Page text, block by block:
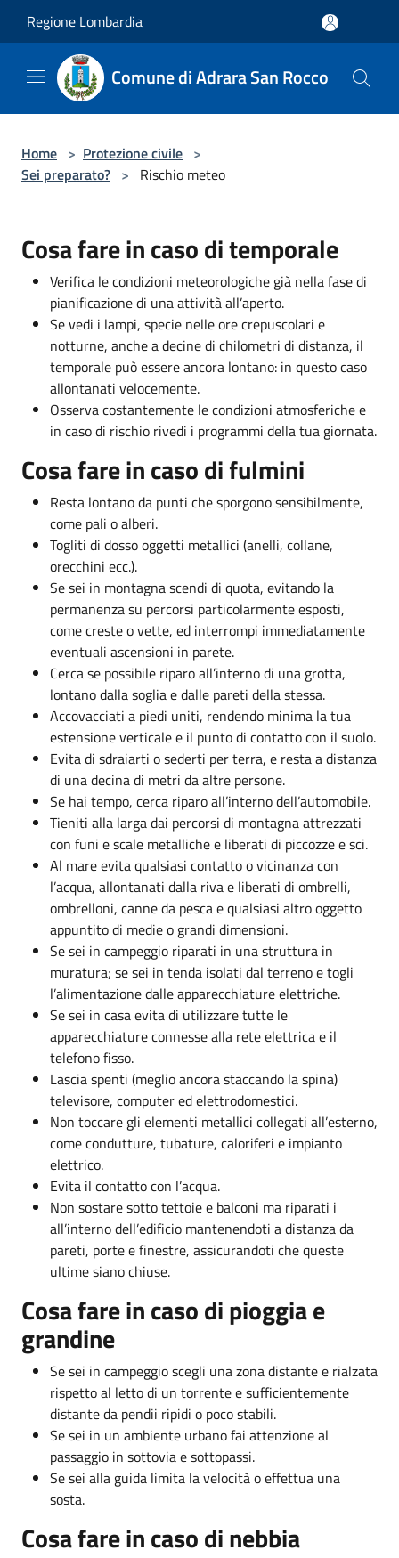
Regione Lombardia
Comune di Adrara San Rocco
Home > Protezione civile >
Sei preparato? > Rischio meteo
Cosa fare in caso di temporale
Verifica le condizioni meteorologiche già nella fase di
pianificazione di una attività all’aperto.
Se vedi i lampi, specie nelle ore crepuscolari e
notturne, anche a decine di chilometri di distanza, il
temporale può essere ancora lontano: in questo caso
allontanati velocemente.
Osserva costantemente le condizioni atmosferiche e
in caso di rischio rivedi i programmi della tua giornata.
Cosa fare in caso di fulmini
Resta lontano da punti che sporgono sensibilmente,
come pali o alberi.
Togliti di dosso oggetti metallici (anelli, collane,
orecchini ecc.).
Se sei in montagna scendi di quota, evitando la
permanenza su percorsi particolarmente esposti,
come creste o vette, ed interrompi immediatamente
eventuali ascensioni in parete.
Cerca se possibile riparo all’interno di una grotta,
lontano dalla soglia e dalle pareti della stessa.
Accovacciati a piedi uniti, rendendo minima la tua
estensione verticale e il punto di contatto con il suolo.
Evita di sdraiarti o sederti per terra, e resta a distanza
di una decina di metri da altre persone.
Se hai tempo, cerca riparo all’interno dell’automobile.
Tieniti alla larga dai percorsi di montagna attrezzati
con funi e scale metalliche e liberati di piccozze e sci.
Al mare evita qualsiasi contatto o vicinanza con
l’acqua, allontanati dalla riva e liberati di ombrelli,
ombrelloni, canne da pesca e qualsiasi altro oggetto
appuntito di medie o grandi dimensioni.
Se sei in campeggio riparati in una struttura in
muratura; se sei in tenda isolati dal terreno e togli
l’alimentazione dalle apparecchiature elettriche.
Se sei in casa evita di utilizzare tutte le
apparecchiature connesse alla rete elettrica e il
telefono fisso.
Lascia spenti (meglio ancora staccando la spina)
televisore, computer ed elettrodomestici.
Non toccare gli elementi metallici collegati all’esterno,
come condutture, tubature, caloriferi e impianto
elettrico.
Evita il contatto con l’acqua.
Non sostare sotto tettoie e balconi ma riparati i
all’interno dell’edificio mantenendoti a distanza da
pareti, porte e finestre, assicurandoti che queste
ultime siano chiuse.
Cosa fare in caso di pioggia e
grandine
Se sei in campeggio scegli una zona distante e rialzata
rispetto al letto di un torrente e sufficientemente
distante da pendii ripidi o poco stabili.
Se sei in un ambiente urbano fai attenzione al
passaggio in sottovia e sottopassi.
Se sei alla guida limita la velocità o effettua una
sosta.
Cosa fare in caso di nebbia